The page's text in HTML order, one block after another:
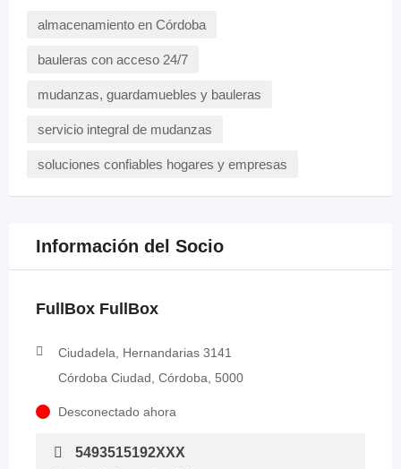
almacenamiento en Córdoba
bauleras con acceso 24/7
mudanzas, guardamuebles y bauleras
servicio integral de mudanzas
soluciones confiables hogares y empresas
Información del Socio
FullBox FullBox
Ciudadela, Hernandarias 3141
Córdoba Ciudad, Córdoba, 5000
Desconectado ahora
5493515192XXX